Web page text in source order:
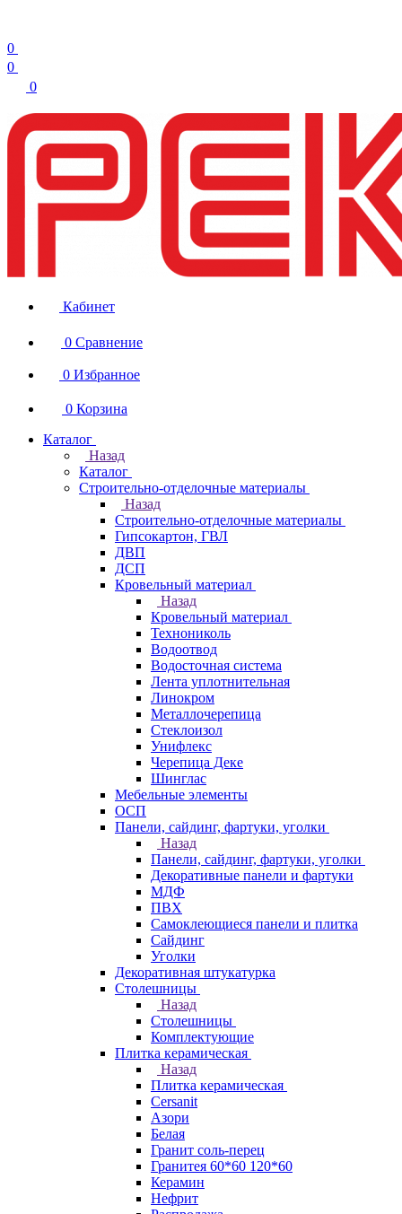
0
0
0
Кабинет
0 Сравнение
0 Избранное
0 Корзина
Каталог
Назад
Каталог
Строительно-отделочные материалы
Назад
Строительно-отделочные материалы
Гипсокартон, ГВЛ
ДВП
ДСП
Кровельный материал
Назад
Кровельный материал
Технониколь
Водоотвод
Водосточная система
Лента уплотнительная
Линокром
Металлочерепица
Стеклоизол
Унифлекс
Черепица Деке
Шинглас
Мебельные элементы
ОСП
Панели, сайдинг, фартуки, уголки
Назад
Панели, сайдинг, фартуки, уголки
Декоративные панели и фартуки
МДФ
ПВХ
Самоклеющиеся панели и плитка
Сайдинг
Уголки
Декоративная штукатурка
Столешницы
Назад
Столешницы
Комплектующие
Плитка керамическая
Назад
Плитка керамическая
Cersanit
Азори
Белая
Гранит соль-перец
Гранитея 60*60 120*60
Керамин
Нефрит